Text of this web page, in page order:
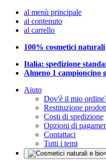
al menù principale
al contenuto
al carrello
100% cosmetici naturali
Italia: spedizione
Almeno 1 campioncino
Aiuto
Dov'è il mio
Restituzione
Costi di spedizione
Opzioni di
Contattaci
Tutti i temi